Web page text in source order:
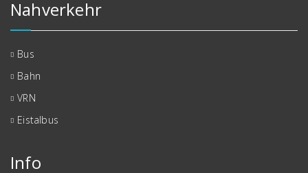
Nahverkehr
Bus
Bahn
VRN
Eistalbus
Info